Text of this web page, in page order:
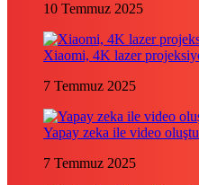
10 Temmuz 2025
Xiaomi, 4K lazer
7 Temmuz 2025
Yapay zeka ile video
7 Temmuz 2025